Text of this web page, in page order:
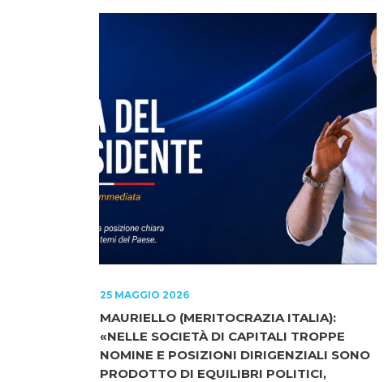
25 MAGGIO 2026
MAURIELLO (MERITOCRAZIA ITALIA):
«NELLE SOCIETÀ DI CAPITALI TROPPE
NOMINE E POSIZIONI DIRIGENZIALI SONO
PRODOTTO DI EQUILIBRI POLITICI,